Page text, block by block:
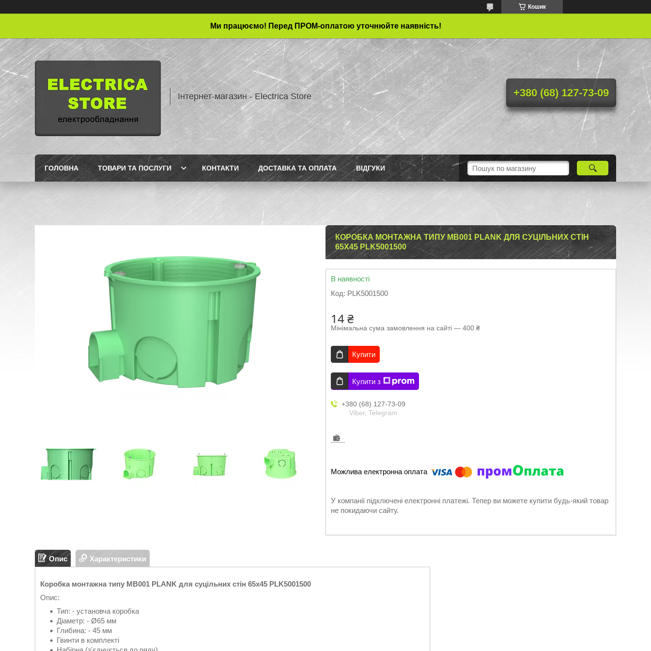
Кошик
Ми працюємо! Перед ПРОМ-оплатою уточнюйте наявність!
Інтернет-магазин - Electrica Store +380 (68) 127-73-09
ГОЛОВНА ТОВАРИ ТА ПОСЛУГИ КОНТАКТИ ДОСТАВКА ТА ОПЛАТА ВІДГУКИ
КОРОБКА МОНТАЖНА ТИПУ MB001 PLANK ДЛЯ СУЦІЛЬНИХ СТІН
65Х45 PLK5001500
В наявності
Код: PLK5001500
14 ₴
Мінімальна сума замовлення на сайті — 400 ₴
Купити
Купити з
+380 (68) 127-73-09
Viber, Telegram
У компанії підключені електронні платежі. Тепер ви можете купити будь-який товар
не покидаючи сайту.
Опис Характеристики
Коробка монтажна типу MB001 PLANK для суцільних стін 65х45 PLK5001500
Опис:
Тип: - установча коробка
Діаметр: - Ø65 мм
Глибина: - 45 мм
Гвинти в комплекті